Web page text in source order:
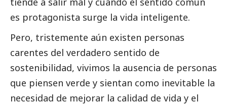
es protagonista surge la vida inteligente.
Pero, tristemente aún existen personas
carentes del verdadero sentido de
sostenibilidad, vivimos la ausencia de personas
que piensen verde y sientan como inevitable la
necesidad de mejorar la calidad de vida y el